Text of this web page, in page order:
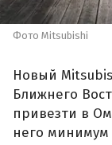
Фото Mitsubishi
Новый
Ближнего
привезти в
него минимум